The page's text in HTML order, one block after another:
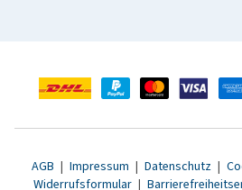
AGB | Impressum | Datenschutz |
Widerrufsformular |